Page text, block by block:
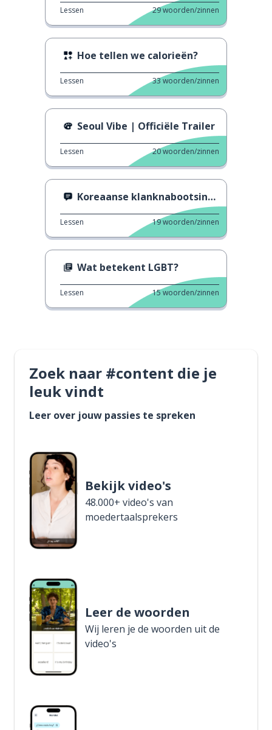
Lessen 29woorden/zinnen
Hoe tellen we calorieën?
Lessen 33woorden/zinnen
Seoul Vibe | Officiële Trailer
Lessen 20woorden/zinnen
Koreaanse klanknabootsingen van voedsel
Lessen 19woorden/zinnen
Wat betekent LGBT?
Lessen 15woorden/zinnen
Zoek naar #content die je
leuk vindt
Leer over jouw passies te spreken
Bekijk video's
48.000+ video's van
moedertaalsprekers
Leer de woorden
Wij leren je de woorden uit de
video's